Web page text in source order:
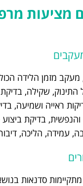
מציעות
מזמן הלידה
שקילה,
ראייה ושמיעה,
בדיקת ביצוע
עמידה, הליכה,
מתקיימות סדנאות